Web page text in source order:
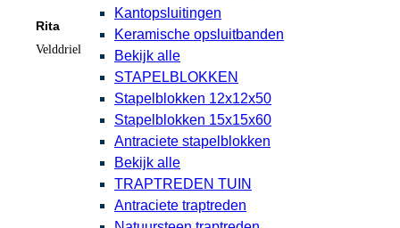
Kantopsluitingen
Keramische opsluitbanden
Bekijk alle
STAPELBLOKKEN
Stapelblokken 12x12x50
Stapelblokken 15x15x60
Antraciete stapelblokken
Bekijk alle
TRAPTREDEN TUIN
Antraciete traptreden
Rita
Velddriel